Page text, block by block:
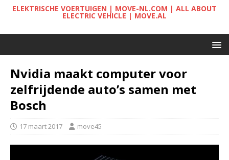
ELEKTRISCHE VOERTUIGEN | MOVE-NL.COM | ALL ABOUT
ELECTRIC VEHICLE | MOVE.AL
Nvidia maakt computer voor
zelfrijdende auto’s samen met
Bosch
17 maart 2017 move45